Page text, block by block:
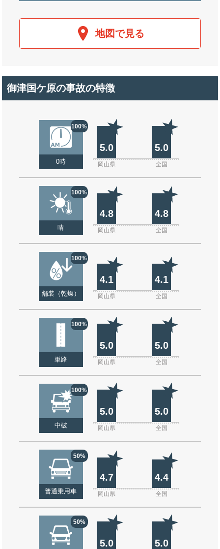
地図で見る
御津国ケ原の事故の特徴
100%
0時
5.0 5.0
岡山県 全国
100%
晴
4.8 4.8
岡山県 全国
100%
舗装（乾燥）
4.1 4.1
岡山県 全国
100%
単路
5.0 5.0
岡山県 全国
100%
中破
5.0 5.0
岡山県 全国
50%
普通乗用車
4.7 4.4
岡山県 全国
50%
5.0 5.0